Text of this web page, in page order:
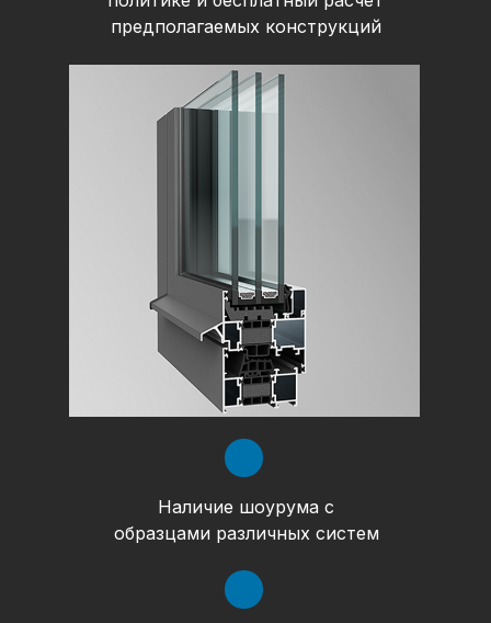
предполагаемых конструкций
Наличие шоурума с
образцами различных систем